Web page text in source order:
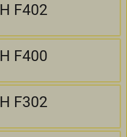
F402
F400
F302